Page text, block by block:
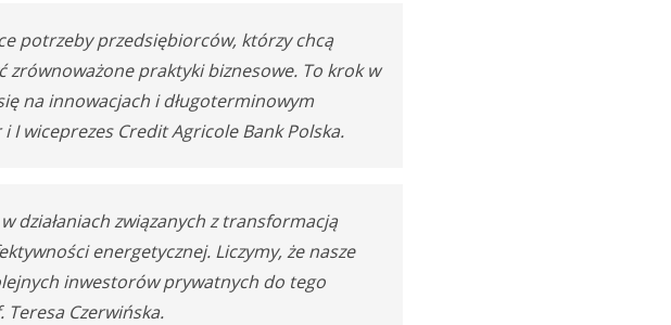
potrzeby przedsiębiorców, którzy chcą
praktyki biznesowe. To krok w
na innowacjach i długoterminowym
wiceprezes Credit Agricole Bank Polska.
działaniach związanych z transformacją
energetycznej. Liczymy, że nasze
inwestorów prywatnych do tego
Teresa Czerwińska.